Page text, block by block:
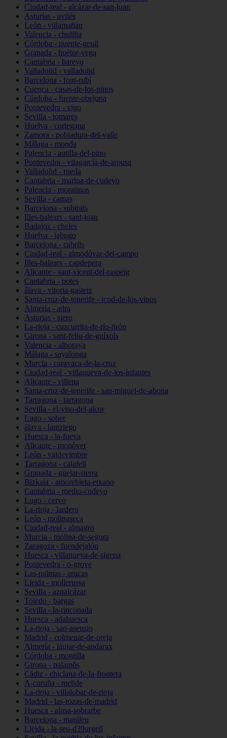
Ciudad-real - alcázar-de-san-juan
Asturias - avilés
León - villamañán
Valencia - chulilla
Córdoba - puente-genil
Granada - huétor-vega
Cantabria - bareyo
Valladolid - valladolid
Barcelona - font-rubí
Cuenca - casas-de-los-pinos
Córdoba - fuente-obejuna
Pontevedra - vigo
Sevilla - tomares
Huelva - cortegana
Zamora - pobladura-del-valle
Málaga - monda
Palencia - autilla-del-pino
Pontevedra - vilagarcía-de-arousa
Valladolid - rueda
Cantabria - marina-de-cudeyo
Palencia - moratinos
Sevilla - camas
Barcelona - subirats
Illes-balears - sant-joan
Badajoz - cheles
Huelva - jabugo
Barcelona - cabrils
Ciudad-real - almodóvar-del-campo
Illes-balears - capdepera
Alicante - sant-vicent-del-raspeig
Cantabria - potes
álava - vitoria-gasteiz
Santa-cruz-de-tenerife - icod-de-los-vinos
Almería - adra
Asturias - siero
La-rioja - cuzcurrita-de-río-tirón
Girona - sant-feliu-de-guíxols
Valencia - alboraya
Málaga - sayalonga
Murcia - caravaca-de-la-cruz
Ciudad-real - villanueva-de-los-infantes
Alicante - villena
Santa-cruz-de-tenerife - san-miguel-de-abona
Tarragona - tarragona
Sevilla - el-viso-del-alcor
Lugo - sober
álava - lantziego
Huesca - la-fueva
Alicante - monòver
León - valdevimbre
Tarragona - calafell
Granada - güejar-sierra
Bizkaia - amorebieta-etxano
Cantabria - medio-cudeyo
Lugo - cervo
La-rioja - lardero
León - molinaseca
Ciudad-real - almagro
Murcia - molina-de-segura
Zaragoza - fuendejalón
Huesca - villanueva-de-sigena
Pontevedra - o-grove
Las-palmas - arucas
Lleida - mollerussa
Sevilla - aznalcázar
Toledo - bargas
Sevilla - la-rinconada
Huesca - adahuesca
La-rioja - san-asensio
Madrid - colmenar-de-oreja
Almería - láujar-de-andarax
Córdoba - montilla
Girona - palamós
Cádiz - chiclana-de-la-frontera
A-coruña - melide
La-rioja - villalobar-de-rioja
Madrid - las-rozas-de-madrid
Huesca - aínsa-sobrarbe
Barcelona - manlleu
Lleida - la-seu-d39urgell